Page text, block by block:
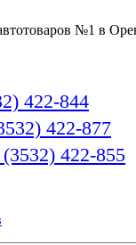
№1 в
422-844
422-877
422-855